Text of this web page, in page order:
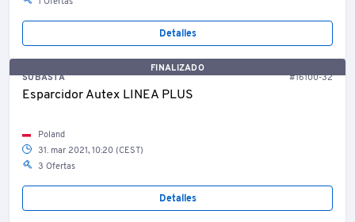
Detalles
FINALIZADO
SUBASTA
#16100-32
Esparcidor Autex LINEA PLUS
Poland
31. mar 2021, 10:20 (CEST)
3 Ofertas
Detalles